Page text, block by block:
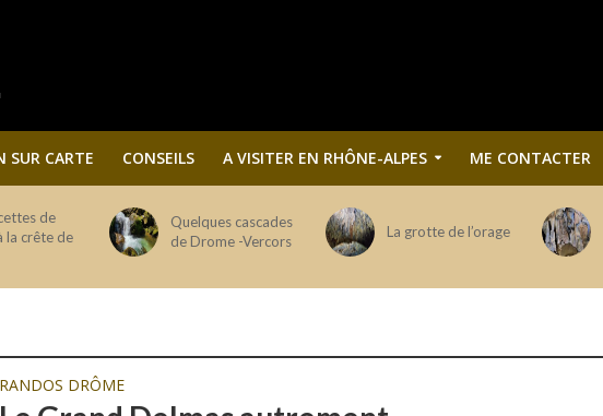
SUR CARTE CONSEILS A VISITER EN RHÔNE-ALPES ME CONTACTER
de
la crête de
Quelques cascades
de Drome -Vercors
La grotte de l’orage
RANDOS DRÔME